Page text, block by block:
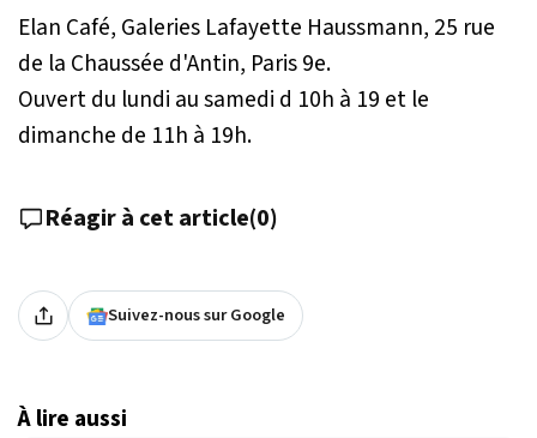
Elan Café, Galeries Lafayette Haussmann, 25 rue
de la Chaussée d'Antin, Paris 9e.
Ouvert du lundi au samedi d 10h à 19 et le
dimanche de 11h à 19h.
Réagir à cet article(0)
Suivez-nous sur Google
À lire aussi